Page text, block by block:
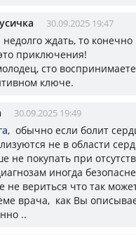
30.09.2025 19:47
недолго ждать, то
приключения!
сто
ключе.
30.09.2025 19:49
, обычно если болит
не в области
не покупать при
иногда
не вериться что так
врача, как Вы
..